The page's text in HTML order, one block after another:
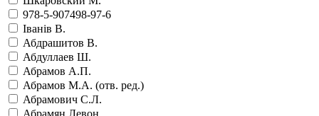
978-5-907498-97-6
Iванiв В.
Абдрашитов В.
Абдуллаев Ш.
Абрамов А.П.
Абрамов М.А. (отв. ред.)
Абрамович С.Л.
Абрамян Левон